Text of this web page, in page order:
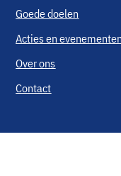
Goede doelen
Acties en evenementen
Over ons
Contact